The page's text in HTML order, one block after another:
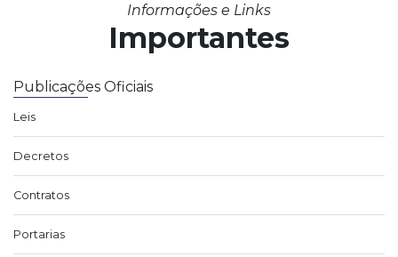
Informações e Links
Importantes
Publicações Oficiais
Leis
Decretos
Contratos
Portarias